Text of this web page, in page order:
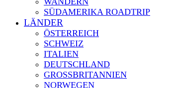
SÜDAMERIKA ROADTRIP
LÄNDER
ÖSTERREICH
SCHWEIZ
ITALIEN
DEUTSCHLAND
GROSSBRITANNIEN
NORWEGEN